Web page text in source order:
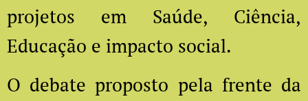
projetos em Saúde, Ciência,
Educação e impacto social.
O debate proposto pela frente da